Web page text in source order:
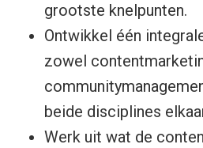
grootste knelpunten.
Ontwikkel één
zowel
beide disciplines
Werk uit wat de